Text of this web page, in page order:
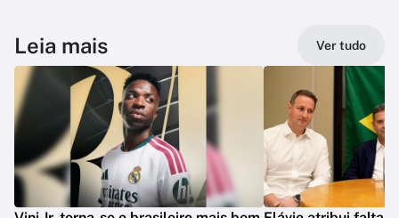
Leia mais Ver tudo